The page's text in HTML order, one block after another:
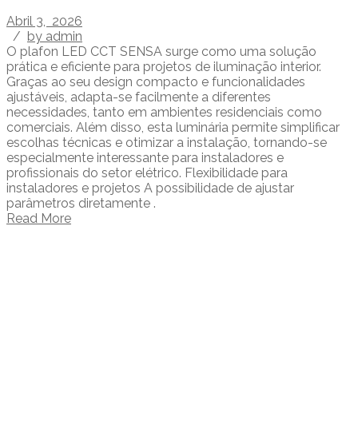
Abril 3, 2026
/ by admin
O plafon LED CCT SENSA surge como uma solução
prática e eficiente para projetos de iluminação interior.
Graças ao seu design compacto e funcionalidades
ajustáveis, adapta-se facilmente a diferentes
necessidades, tanto em ambientes residenciais como
comerciais. Além disso, esta luminária permite simplificar
escolhas técnicas e otimizar a instalação, tornando-se
especialmente interessante para instaladores e
profissionais do setor elétrico. Flexibilidade para
instaladores e projetos A possibilidade de ajustar
parâmetros diretamente .
Read More